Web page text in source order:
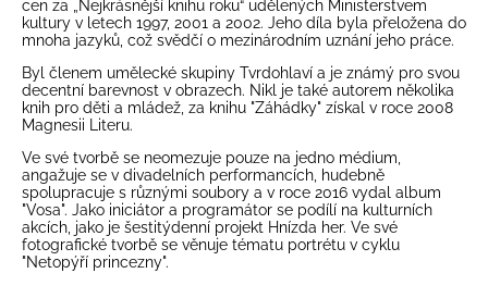
cen za „Nejkrásnější knihu roku“ udělených Ministerstvem
kultury v letech 1997, 2001 a 2002. Jeho díla byla přeložena do
mnoha jazyků, což svědčí o mezinárodním uznání jeho práce.
Byl členem umělecké skupiny Tvrdohlaví a je známý pro svou
decentní barevnost v obrazech. Nikl je také autorem několika
knih pro děti a mládež, za knihu "Záhádky" získal v roce 2008
Magnesii Literu.
Ve své tvorbě se neomezuje pouze na jedno médium,
angažuje se v divadelních performancích, hudebně
spolupracuje s různými soubory a v roce 2016 vydal album
"Vosa". Jako iniciátor a programátor se podílí na kulturních
akcích, jako je šestitýdenní projekt Hnízda her. Ve své
fotografické tvorbě se věnuje tématu portrétu v cyklu
"Netopýří princezny".